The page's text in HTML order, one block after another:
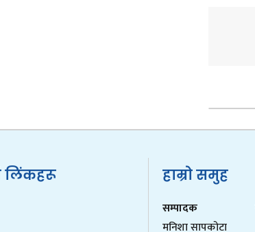
लिंकहरू हाम्रो समुह
सम्पादक
मनिशा सापकोटा